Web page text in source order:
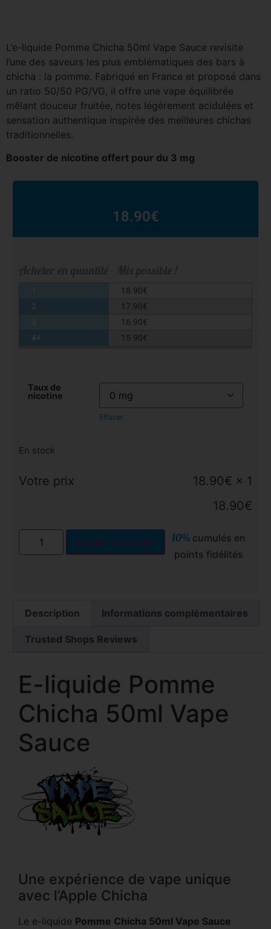
L’e-liquide Pomme Chicha 50ml Vape Sauce revisite
l’une des saveurs les plus emblématiques des bars à
chicha : la pomme. Fabriqué en France et proposé dans
un ratio 50/50 PG/VG, il offre une vape équilibrée
mêlant douceur fruitée, notes légèrement acidulées et
sensation authentique inspirée des meilleures chichas
traditionnelles.
Booster de nicotine offert pour du 3 mg
18.90€
18.90€
2
17.90€
16.90€
4+
15.90€
Taux de
nicotine
Effacer
En stock
Votre prix 18.90€ × 1
18.90€
Ajouter au panier 10% cumulés en
points fidélités
Description Informations complémentaires
Trusted Shops Reviews
E-liquide Pomme
Chicha 50ml Vape
Sauce
Une expérience de vape unique
avec l’Apple Chicha
Le e-liquide Pomme Chicha 50ml Vape Sauce